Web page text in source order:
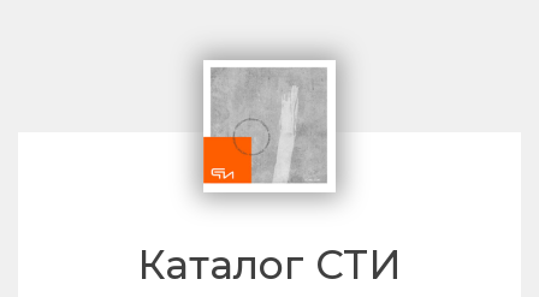
Каталог СТИ